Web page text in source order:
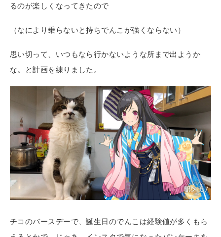
るのが楽しくなってきたので
（なにより乗らないと持ちでんこが強くならない）
思い切って、いつもなら行かないような所まで出ようか
な。と計画を練りました。
チコのバースデーで、誕生日のでんこは経験値が多くもら